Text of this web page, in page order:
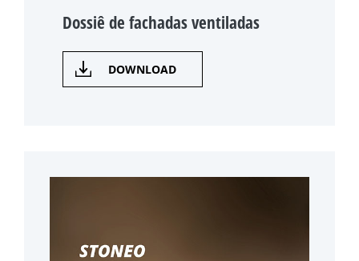
Dossiê de fachadas ventiladas
DOWNLOAD